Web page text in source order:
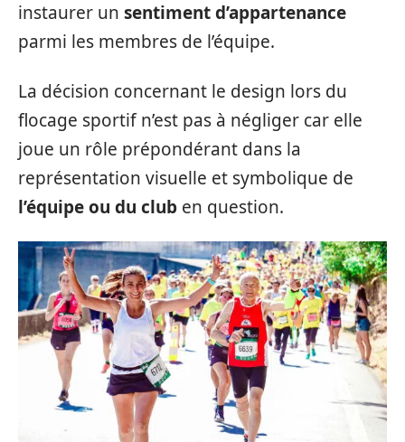
instaurer un sentiment d’appartenance
parmi les membres de l’équipe.
La décision concernant le design lors du
flocage sportif n’est pas à négliger car elle
joue un rôle prépondérant dans la
représentation visuelle et symbolique de
l’équipe ou du club en question.